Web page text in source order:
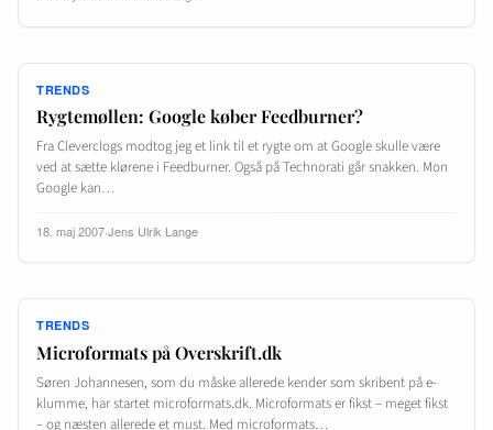
TRENDS
Rygtemøllen: Google køber Feedburner?
Fra Cleverclogs modtog jeg et link til et rygte om at Google skulle være
ved at sætte klørene i Feedburner. Også på Technorati går snakken. Mon
Google kan…
18. maj 2007·Jens Ulrik Lange
TRENDS
Microformats på Overskrift.dk
Søren Johannesen, som du måske allerede kender som skribent på e-
klumme, har startet microformats.dk. Microformats er fikst – meget fikst
– og næsten allerede et must. Med microformats…